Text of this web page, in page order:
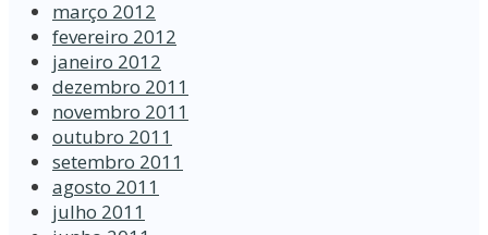
março 2012
fevereiro 2012
janeiro 2012
dezembro 2011
novembro 2011
outubro 2011
setembro 2011
agosto 2011
julho 2011